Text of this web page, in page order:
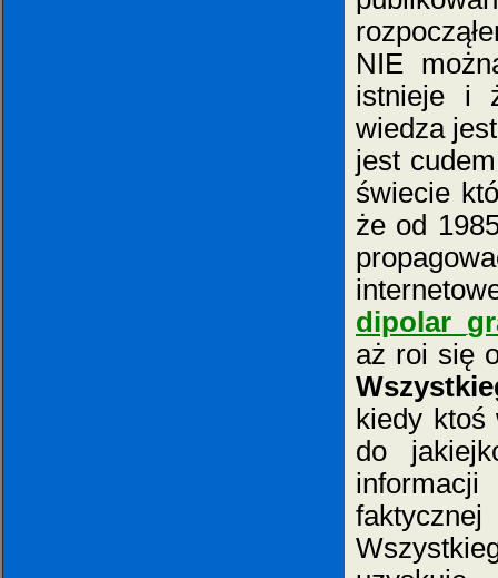
NIE
istnieje i
wiedza
jest
świecie
że od
aż roi się
kiedy
do